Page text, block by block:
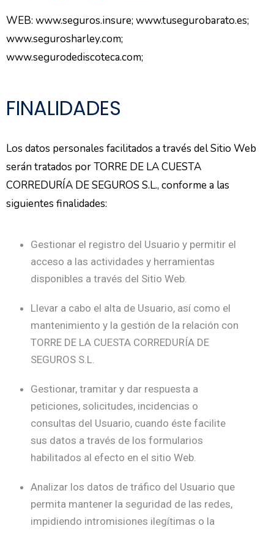
WEB: www.seguros.insure; www.tusegurobarato.es;
www.segurosharley.com;
www.segurodediscoteca.com;
FINALIDADES
Los datos personales facilitados a través del Sitio Web
serán tratados por TORRE DE LA CUESTA
CORREDURÍA DE SEGUROS S.L., conforme a las
siguientes finalidades:
Gestionar el registro del Usuario y permitir el
acceso a las actividades y herramientas
disponibles a través del Sitio Web.
Llevar a cabo el alta de Usuario, así como el
mantenimiento y la gestión de la relación con
TORRE DE LA CUESTA CORREDURÍA DE
SEGUROS S.L.
Gestionar, tramitar y dar respuesta a
peticiones, solicitudes, incidencias o
consultas del Usuario, cuando éste facilite
sus datos a través de los formularios
habilitados al efecto en el sitio Web.
Analizar los datos de tráfico del Usuario que
permita mantener la seguridad de las redes,
impidiendo intromisiones ilegítimas o la